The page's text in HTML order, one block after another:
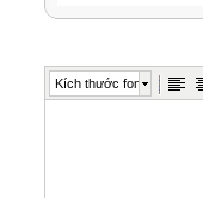
Kích thước font